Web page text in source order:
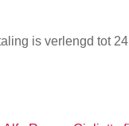
is verlengd tot 24